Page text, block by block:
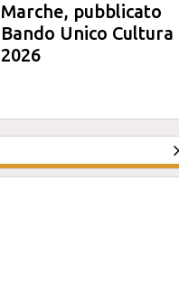
Marche, pubblicato
Bando Unico Cultura
2026